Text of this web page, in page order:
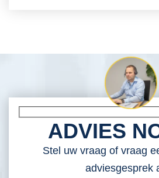
ADVIES
Stel uw vraag of vraag
adviesgesprek